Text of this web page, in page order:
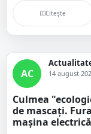
Citește
AC 14 august
Culmea
de mascați.
mașina electrică